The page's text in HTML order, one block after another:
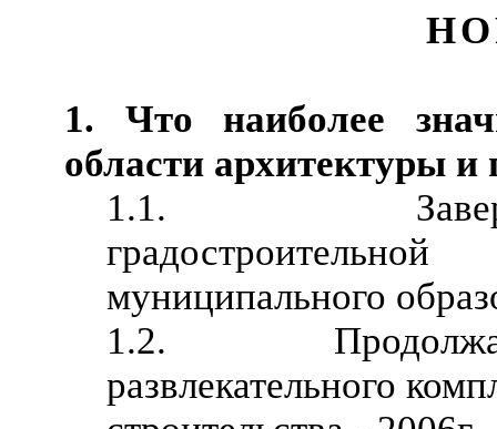
1. Что наиболее
области архитектуры и
1.1. Завершены
муниципального
1.2.
развлекательного